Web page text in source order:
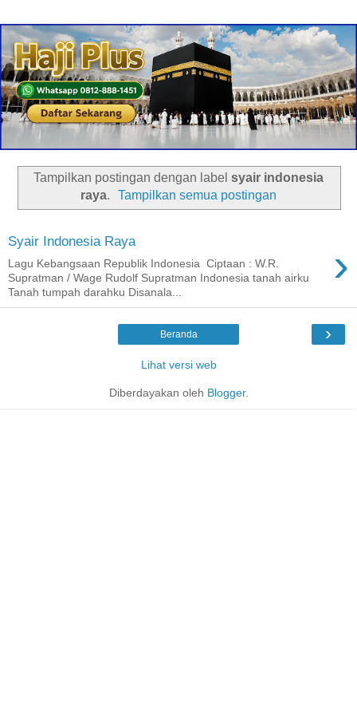
Tampilkan postingan dengan label syair indonesia
raya. Tampilkan semua postingan
Syair Indonesia Raya ›
Lagu Kebangsaan Republik Indonesia Ciptaan : W.R.
Supratman / Wage Rudolf Supratman Indonesia tanah airku
Tanah tumpah darahku Disanala...
›
Beranda
Lihat versi web
Diberdayakan oleh Blogger.